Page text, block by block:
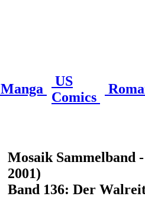
Manga
US
Comics
Mosaik Sammelband
2001)
Band 136: Der